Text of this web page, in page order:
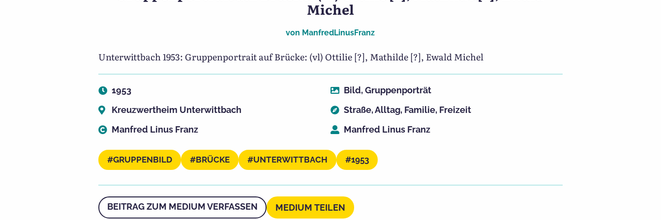
Michel
von ManfredLinusFranz
Unterwittbach 1953: Gruppenportrait auf Brücke: (vl) Ottilie [?], Mathilde [?], Ewald Michel
1953
Kreuzwertheim Unterwittbach
Bild,Gruppenporträt
Straße,Alltag, Familie, Freizeit
Manfred Linus Franz
Manfred Linus Franz
GRUPPENBILD BRÜCKE UNTERWITTBACH 1953
BEITRAG ZUM MEDIUM VERFASSEN MEDIUM TEILEN